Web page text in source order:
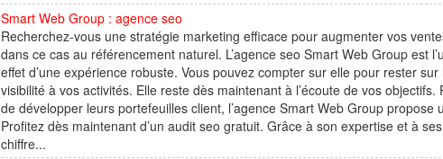
Smart Web Group : agence seo
Recherchez-vous une stratégie marketing efficace pour augmenter vos
dans ce cas au référencement naturel. L’agence seo Smart Web Group est
effet d’une expérience robuste. Vous pouvez compter sur elle pour rester
visibilité à vos activités. Elle reste dès maintenant à l’écoute de vos
de développer leurs portefeuilles client, l’agence Smart Web Group
Profitez dès maintenant d’un audit seo gratuit. Grâce à son expertise et à
chiffre...